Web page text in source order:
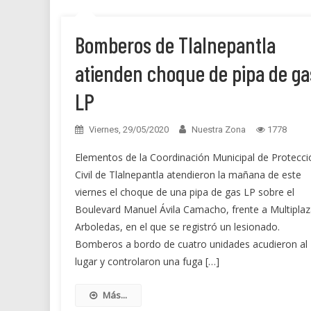
Bomberos de Tlalnepantla
atienden choque de pipa de
LP
Viernes, 29/05/2020 Nuestra Zona 1778
Elementos de la Coordinación Municipal de
Civil de Tlalnepantla atendieron la mañana de este
viernes el choque de una pipa de gas LP sobre el
Boulevard Manuel Ávila Camacho, frente a
Arboledas, en el que se registró un lesionado.
Bomberos a bordo de cuatro unidades acudieron al
lugar y controlaron una fuga […]
Más...